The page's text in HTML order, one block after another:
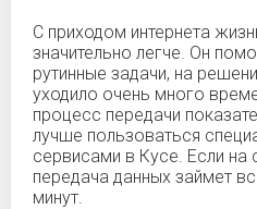
С приходом интернета
значительно легче. Он
рутинные задачи, на
уходило очень много
процесс передачи
лучше пользоваться
сервисами в Кусе. Если на
передача данных займет
минут.